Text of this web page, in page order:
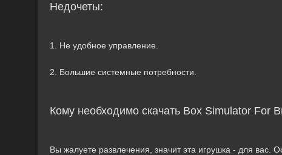
Недочеты:
1. Не удобное управление.
2. Большие системные потребности.
Кому необходимо скачать Box Simulator For
Вы жалуете развлечения, значит эта игрушка - для вас.